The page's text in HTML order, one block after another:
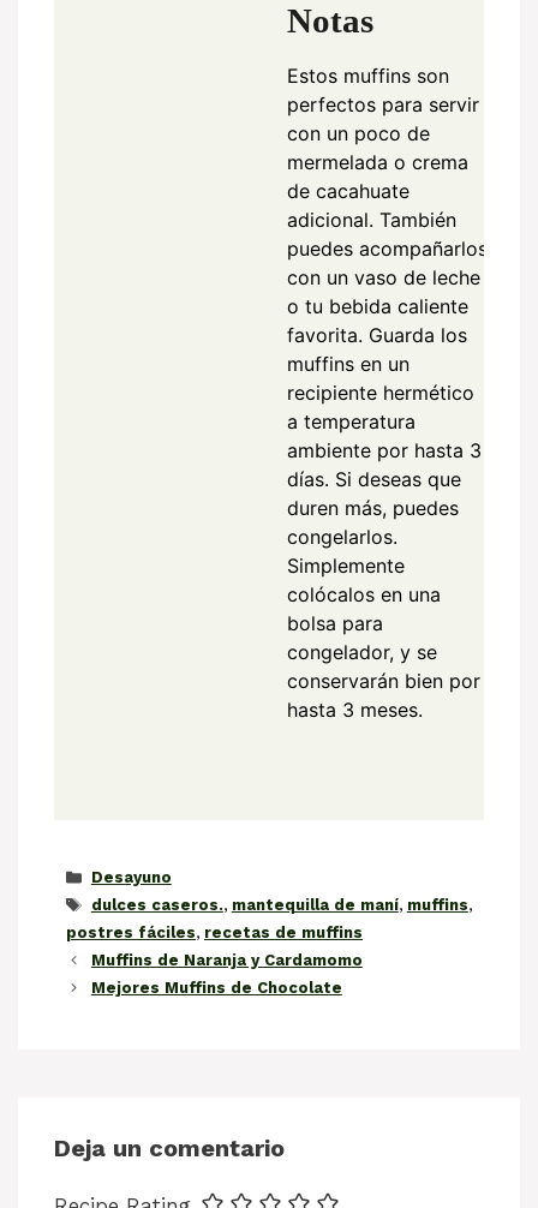
Notas
Estos muffins son
perfectos para servir
con un poco de
mermelada o crema
de cacahuate
adicional. También
puedes acompañarlos
con un vaso de leche
o tu bebida caliente
favorita. Guarda los
muffins en un
recipiente hermético
a temperatura
ambiente por hasta 3
días. Si deseas que
duren más, puedes
congelarlos.
Simplemente
colócalos en una
bolsa para
congelador, y se
conservarán bien por
hasta 3 meses.
Categorías
Desayuno
Etiquetas
dulces caseros., mantequilla de maní, muffins,
postres fáciles, recetas de muffins
Muffins de Naranja y Cardamomo
Mejores Muffins de Chocolate
Deja un comentario